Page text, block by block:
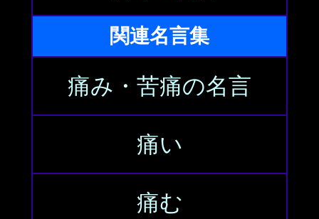
関連名言集
痛み・苦痛の名言
痛い
痛む